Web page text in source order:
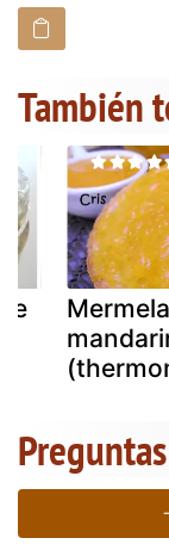
También
Preguntas